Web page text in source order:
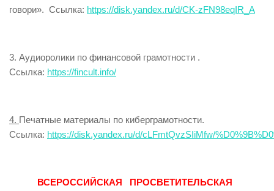
говори». Ссылка: https://disk.yandex.ru/d/CK-zFN98eqIR_A
3. Аудиоролики по финансовой грамотности .
Ссылка: https://fincult.info/
4. Печатные материалы по киберграмотности.
Ссылка: https://disk.yandex.ru/d/cLFmtQvzSIiMfw/
ВСЕРОССИЙСКАЯ ПРОСВЕТИТЕЛЬСКАЯ